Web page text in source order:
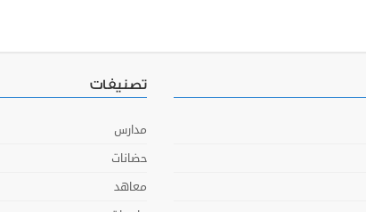
تصنيفات
مدارس
حضانات
معاهد